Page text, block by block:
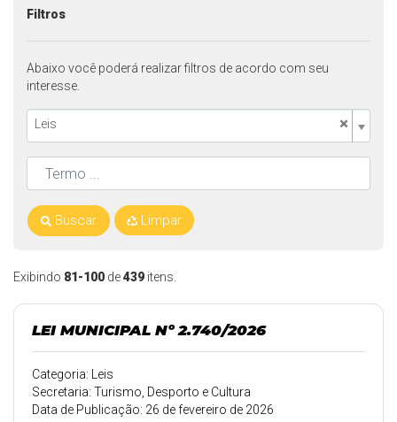
Exibindo 81-100 de439 itens.
LEI MUNICIPAL Nº 2.740/2026
Categoria: Leis
Secretaria: Turismo, Desporto e Cultura
Data de Publicação: 26 de fevereiro de 2026
Filtros
Abaixo você poderá realizar filtros de acordo com seu
interesse.
×
Leis
Buscar Limpar